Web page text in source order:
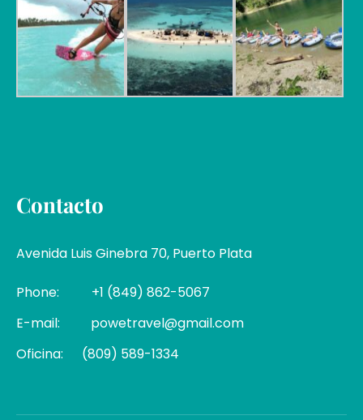
Contacto
Avenida Luis Ginebra 70, Puerto Plata
Phone:
+1 (849) 862-5067
E-mail:
powetravel@gmail.com
Oficina:
(809) 589-1334